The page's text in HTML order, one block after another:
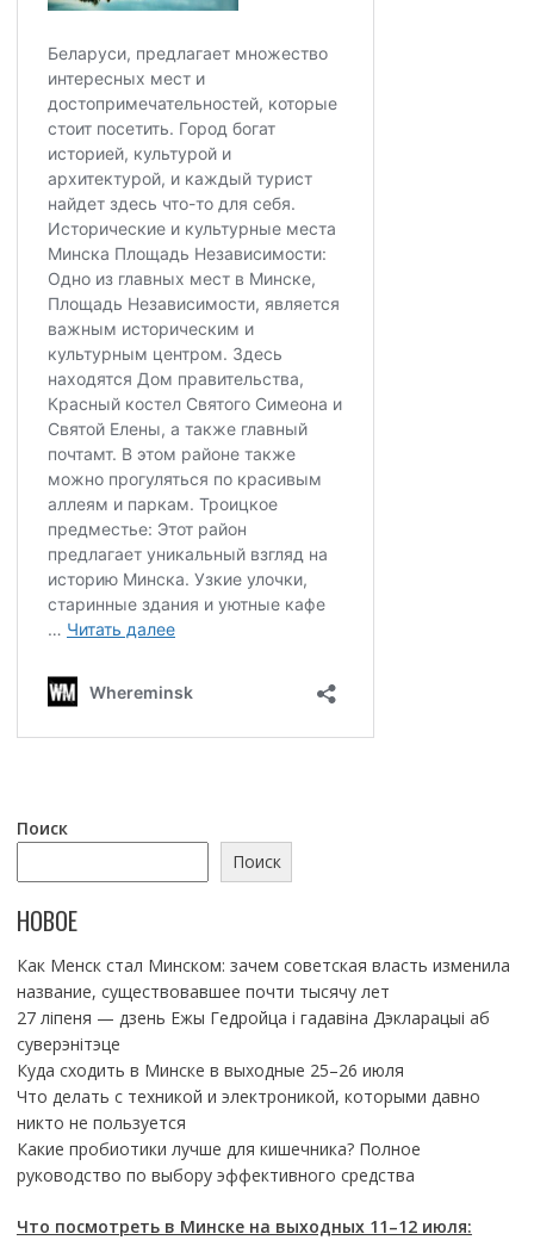
Поиск
Поиск
НОВОЕ
Как Менск стал Минском: зачем советская власть изменила
название, существовавшее почти тысячу лет
27 ліпеня — дзень Ежы Гедройца і гадавіна Дэкларацыі аб
суверэнітэце
Куда сходить в Минске в выходные 25–26 июля
Что делать с техникой и электроникой, которыми давно
никто не пользуется
Какие пробиотики лучше для кишечника? Полное
руководство по выбору эффективного средства
Что посмотреть в Минске на выходных 11–12 июля: